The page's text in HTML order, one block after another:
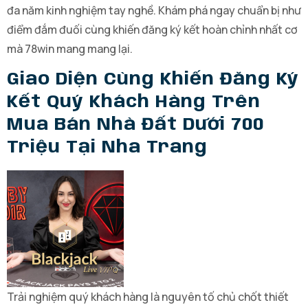
đa năm kinh nghiệm tay nghề. Khám phá ngay chuẩn bị như
điểm đắm đuối cùng khiến đăng ký kết hoàn chỉnh nhất cơ
mà 78win mang mang lại.
Giao Diện Cùng Khiến Đăng Ký
Kết Quý Khách Hàng Trên
Mua Bán Nhà Đất Dưới 700
Triệu Tại Nha Trang
Trải nghiệm quý khách hàng là nguyên tố chủ chốt thiết